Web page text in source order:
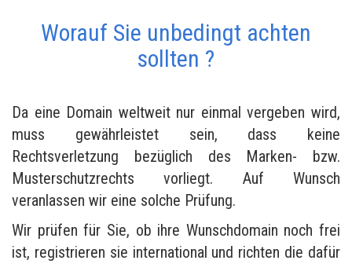
Worauf Sie unbedingt achten
sollten ?
Da eine Domain weltweit nur einmal vergeben wird,
muss gewährleistet sein, dass keine
Rechtsverletzung bezüglich des Marken- bzw.
Musterschutzrechts vorliegt. Auf Wunsch
veranlassen wir eine solche Prüfung.
Wir prüfen für Sie, ob ihre Wunschdomain noch frei
ist, registrieren sie international und richten die dafür